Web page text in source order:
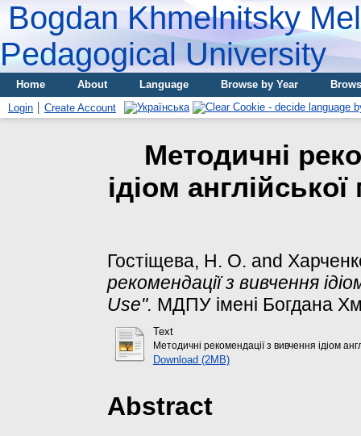
Bogdan Khmelnitsky
Pedagogical University
Home About Language Browse by Year
Login
Create Account
Методичні
ідіом
Гостіщева, Н. О. and
рекомендації з вивчення
Use". МДПУ імені Богдана
Text
Методичні рекомендації з вивчення ідіом
Download (2MB)
Abstract